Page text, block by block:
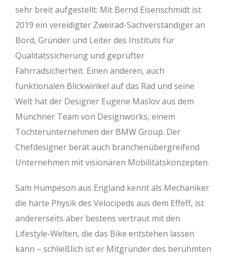
sehr breit aufgestellt: Mit Bernd Eisenschmidt ist
2019 ein vereidigter Zweirad-Sachverständiger an
Bord, Gründer und Leiter des Instituts für
Qualitätssicherung und geprüfter
Fahrradsicherheit. Einen anderen, auch
funktionalen Blickwinkel auf das Rad und seine
Welt hat der Designer Eugene Maslov aus dem
Münchner Team von Designworks, einem
Tochterunternehmen der BMW Group. Der
Chefdesigner berät auch branchenübergreifend
Unternehmen mit visionären Mobilitätskonzepten.
Sam Humpeson aus England kennt als Mechaniker
die harte Physik des Velocipeds aus dem Effeff, ist
andererseits aber bestens vertraut mit den
Lifestyle-Welten, die das Bike entstehen lassen
kann – schließlich ist er Mitgründer des berühmten